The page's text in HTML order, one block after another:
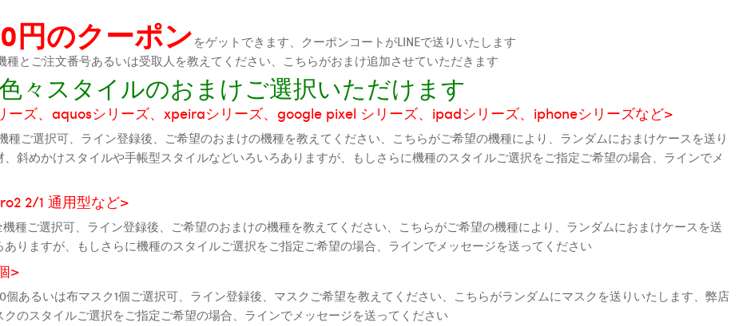
円のクーポンをゲットできます、クーポンコートがLINEで送りいたします
とご注文番号あるいは受取人を教えてください、こちらがおまけ追加させていただきます
々スタイルのおまけご選択いただけます
ズ、aquosシリーズ、xpeiraシリーズ、google pixel シリーズ、ipadシリーズ、iphoneシリーズなど>
種ご選択可、ライン登録後、ご希望のおまけの機種を教えてください、こちらがご希望の機種により、ランダムにおまけケースを送り
斜めかけスタイルや手帳型スタイルなどいろいろありますが、もしさらに機種のスタイルご選択をご指定ご希望の場合、ラインでメ
2/1 通用型など>
種ご選択可、ライン登録後、ご希望のおまけの機種を教えてください、こちらがご希望の機種により、ランダムにおまけケースを送
りますが、もしさらに機種のスタイルご選択をご指定ご希望の場合、ラインでメッセージを送ってください
>
あるいは布マスク1個ご選択可、ライン登録後、マスクご希望を教えてください、こちらがランダムにマスクを送りいたします、弊店
のスタイルご選択をご指定ご希望の場合、ラインでメッセージを送ってください